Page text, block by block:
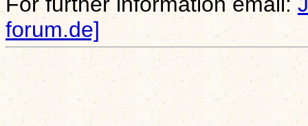
forum.de]